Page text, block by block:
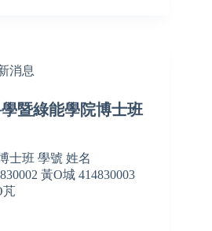
消息
暨綠能學院博士班
士班 學號 姓名
黃O城 414830003
芃